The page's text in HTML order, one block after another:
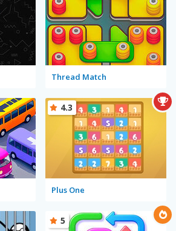
Thread Match
Plus One
4.3
5